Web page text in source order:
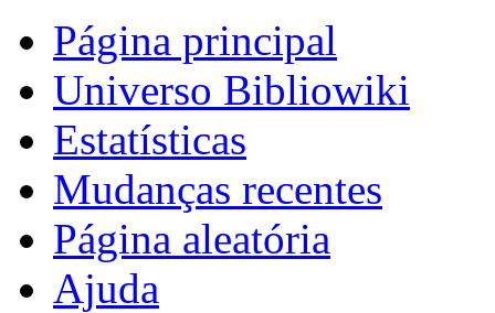
Página principal
Universo Bibliowiki
Estatísticas
Mudanças recentes
Página aleatória
Ajuda